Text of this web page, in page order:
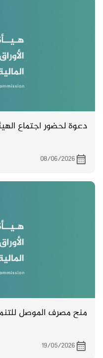
دعوة لحضور اجتماع
08/06/2026
منح مصرف الموصل
19/05/2026